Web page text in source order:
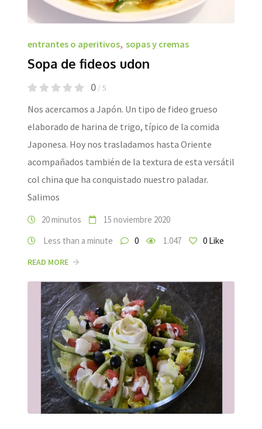
entrantes o aperitivos, sopas y cremas
Sopa de fideos udon
0 / 5
Nos acercamos a Japón. Un tipo de fideo grueso
elaborado de harina de trigo, típico de la comida
Japonesa. Hoy nos trasladamos hasta Oriente
acompañados también de la textura de esta versátil
col china que ha conquistado nuestro paladar.
Salimos
20 minutos
15 noviembre 2020
Less than a minute
0 1.047 0 Like
READ MORE